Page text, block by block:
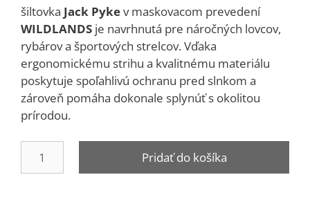
šiltovka Jack Pykev maskovacom prevedení
WILDLANDS je navrhnutá pre náročných lovcov,
rybárov a športových strelcov. Vďaka
ergonomickému strihu a kvalitnému materiálu
poskytuje spoľahlivú ochranu pred slnkom a
zároveň pomáha dokonale splynúť s okolitou
prírodou.
Šiltovka
Pridať do košíka